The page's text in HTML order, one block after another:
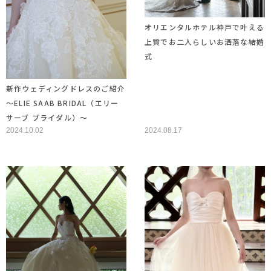
新作ウェディングドレスのご紹介
～ELIE SAAB BRIDAL（エリー
サーブ ブライダル）～
2024.10.02
オリエンタルホテル神戸で叶える
上質でお二人らしいお洒落な結婚
式
2024.08.17